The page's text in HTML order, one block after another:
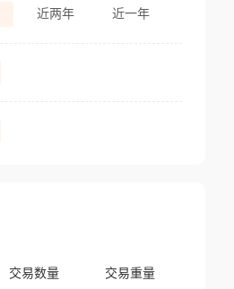
近两年 近一年
交易数量 交易重量